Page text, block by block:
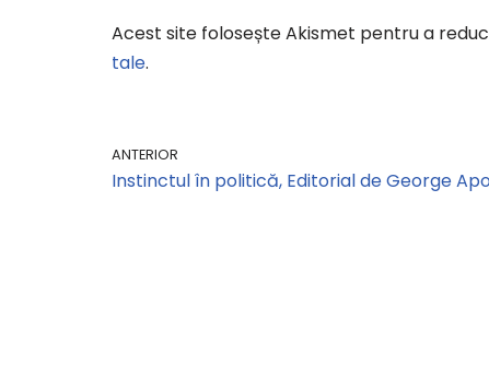
Acest site folosește Akismet pentru a
tale.
ANTERIOR
Instinctul în politică, Editorial de George